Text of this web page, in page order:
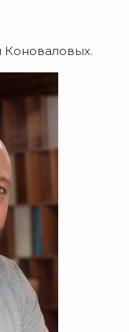
Коноваловых.